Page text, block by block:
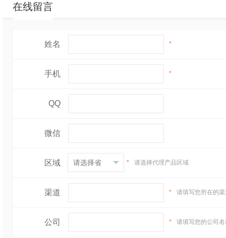
在线留言
姓名 *
手机 *
QQ
微信
区域 * 请选择代理产品区域
渠道 * 请填写您所在的
公司 * 请填写您的公司